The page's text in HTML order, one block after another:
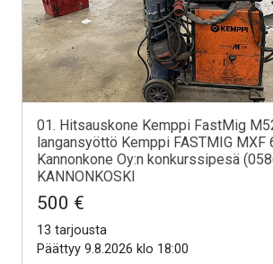
01. Hitsauskone Kemppi FastMig
langansyöttö Kemppi FASTMIG MXF
Kannonkone Oy:n konkurssipesä
KANNONKOSKI
500 €
13 tarjousta
Päättyy 9.8.2026 klo 18:00